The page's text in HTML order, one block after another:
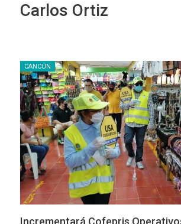
Carlos Ortiz
CANCÚN
Incrementará Cofepris